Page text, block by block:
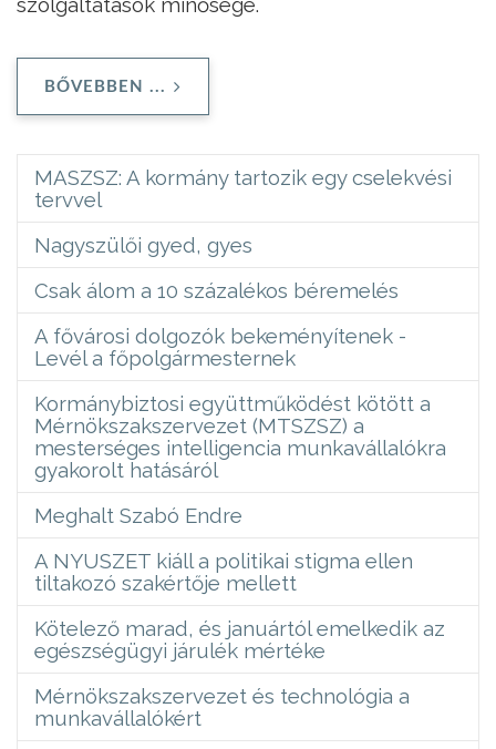
BŐVEBBEN ...
MASZSZ: A kormány tartozik egy cselekvési
tervvel
Nagyszülői gyed, gyes
Csak álom a 10 százalékos béremelés
A fővárosi dolgozók bekeményítenek -
Levél a főpolgármesternek
Kormánybiztosi együttműködést kötött a
Mérnökszakszervezet (MTSZSZ) a
mesterséges intelligencia munkavállalókra
gyakorolt hatásáról
Meghalt Szabó Endre
A NYUSZET kiáll a politikai stigma ellen
tiltakozó szakértője mellett
Kötelező marad, és januártól emelkedik az
egészségügyi járulék mértéke
Mérnökszakszervezet és technológia a
munkavállalókért